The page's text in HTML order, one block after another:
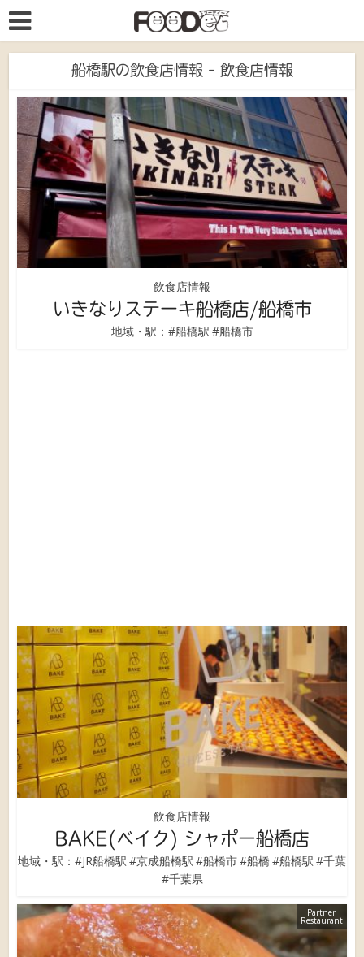
船橋駅の飲食店情報 - 飲食店情報
飲食店情報
いきなりステーキ船橋店/船橋市
地域・駅： #船橋駅 #船橋市
飲食店情報
BAKE(ベイク) シャポー船橋店
地域・駅： #JR船橋駅 #京成船橋駅 #船橋市#船橋 #船橋駅 #千葉
#千葉県
Partner
Restaurant